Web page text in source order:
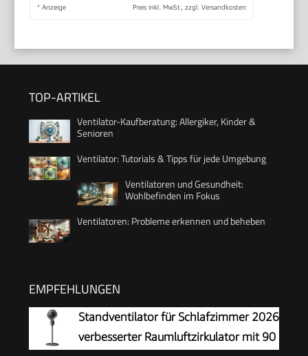
* Anzeige Preis inkl. MwSt., zzgl. Versandkosten
TOP-ARTIKEL
Ventilator-Kaufberatung: Allergiker, Kinder &
Senioren
Ventilator: Tutorials & Tipps für jede Umgebung
Ventilatoren und Gesundheit:
Wohlbefinden im Fokus
Ventilatoren: Probleme erkennen und beheben
EMPFEHLUNGEN
Standventilator für Schlafzimmer 2026
verbesserter Raumluftzirkulator mit 90